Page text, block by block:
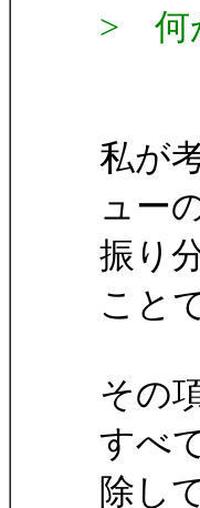
> 何
私が
ュー
振り
こと
その
すべ
除し